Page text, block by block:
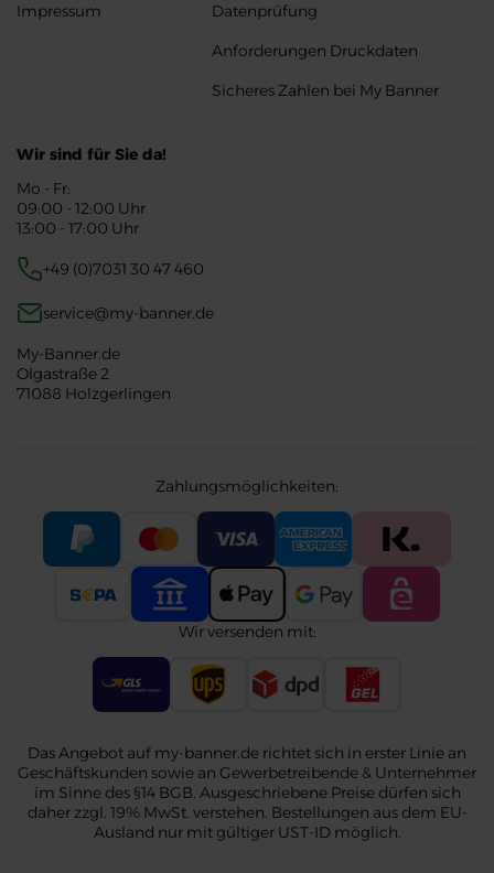
Impressum
Datenprüfung
Anforderungen Druckdaten
Sicheres Zahlen bei My Banner
Wir sind für Sie da!
Mo - Fr:
09:00 - 12:00 Uhr
13:00 - 17:00 Uhr
+49 (0)7031 30 47 460
service@my-banner.de
My-Banner.de
Olgastraße 2
71088 Holzgerlingen
Zahlungsmöglichkeiten:
Wir versenden mit:
Das Angebot auf my-banner.de richtet sich in erster Linie an
Geschäftskunden sowie an Gewerbetreibende & Unternehmer
im Sinne des §14 BGB. Ausgeschriebene Preise dürfen sich
daher zzgl. 19% MwSt. verstehen. Bestellungen aus dem EU-
Ausland nur mit gültiger UST-ID möglich.